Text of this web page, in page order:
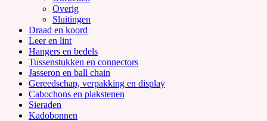
Overig
Sluitingen
Draad en koord
Leer en lint
Hangers en bedels
Tussenstukken en connectors
Jasseron en ball chain
Gereedschap, verpakking en display
Cabochons en plakstenen
Sieraden
Kadobonnen